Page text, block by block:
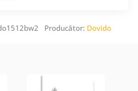
Producător: Dovido